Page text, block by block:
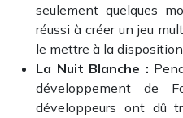
seulement quelques
réussi à créer un jeu
le mettre à la
La Nuit Blanche :
développement de
développeurs ont dû